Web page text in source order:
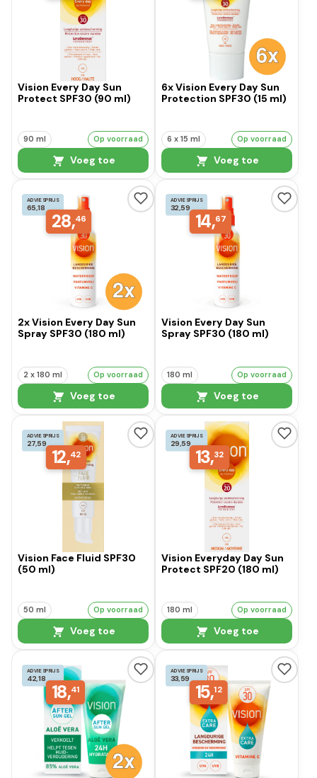
Vision Every Day Sun
Protect SPF30 (90 ml)
90 ml Op voorraad
Voeg toe
6x Vision Every Day Sun
Protection SPF30 (15 ml)
6 x 15 ml Op voorraad
Voeg toe
ADVIESPRIJS
65,18
28,46
2x Vision Every Day Sun
Spray SPF30 (180 ml)
2 x 180 ml Op voorraad
Voeg toe
ADVIESPRIJS
32,59
14,67
Vision Every Day Sun
Spray SPF30 (180 ml)
180 ml Op voorraad
Voeg toe
ADVIESPRIJS
27,59
12,42
Vision Face Fluid SPF30
(50 ml)
50 ml Op voorraad
Voeg toe
ADVIESPRIJS
29,59
13,32
Vision Everyday Day Sun
Protect SPF20 (180 ml)
180 ml Op voorraad
Voeg toe
ADVIESPRIJS
42,18
18,41
ADVIESPRIJS
33,59
15,12